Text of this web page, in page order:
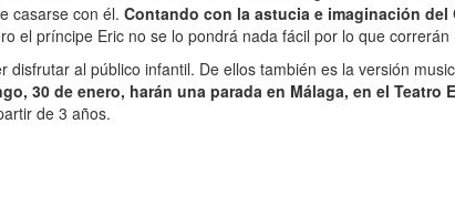
casarse con él. Contando con la astucia e imaginación
el príncipe Eric no se lo pondrá nada fácil por lo que correrán
disfrutar al público infantil. De ellos también es la versión
30 de enero, harán una parada en Málaga, en el Teatro
de 3 años.